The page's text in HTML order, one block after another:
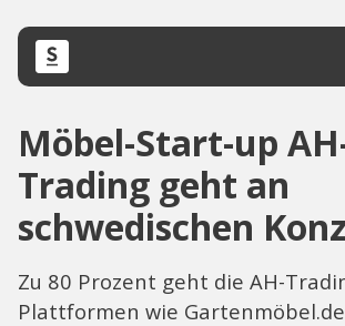
Möbel-Start-up
Trading geht an
schwedischen
Zu 80 Prozent geht die AH-
Plattformen wie